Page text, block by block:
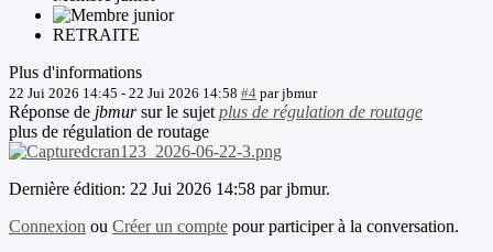
RETRAITE
Plus d'informations
22 Jui 2026 14:45 - 22 Jui 2026 14:58 #4 parjbmur
Réponse de jbmursur le sujet plus de régulation de routage
plus de régulation de routage
Dernière édition: 22 Jui 2026 14:58 parjbmur.
Connexion ou Créer un compte pour participer à la conversation.